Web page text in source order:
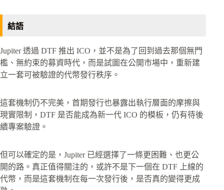
結語
Jupiter 透過 DTF 推出 ICO，並不是為了回到過去那個無門
檻、無約束的募資時代，而是試圖在公開市場中，重新建
立一套可被驗證的代幣發行秩序。
這套機制仍不完美，首期發行也暴露出執行層面的摩擦與
現實限制，DTF 是否能成為新一代 ICO 的模板，仍有待後
續專案驗證。
但可以確定的是，Jupiter 已經選擇了一條更困難、也更公
開的路。真正值得關注的，或許不是下一個在 DTF 上線的
代幣，而是這套機制在每一次發行後，是否真的變得更成